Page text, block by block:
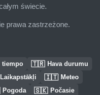
świecie.
prawa zastrzeżone.
tiempo 🇹🇷 Hava durumu
Laikapstākļi 🇮🇹 Meteo
Pogoda 🇸🇰 Počasie